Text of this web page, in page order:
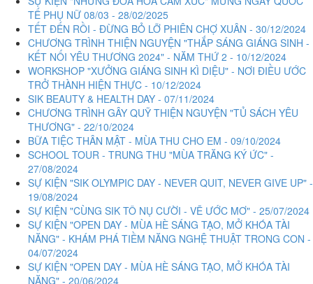
TẾ PHỤ NỮ 08/03 - 28/02/2025
TẾT ĐẾN RỒI - ĐỪNG BỎ LỠ PHIÊN CHỢ XUÂN - 30/12/2024
CHƯƠNG TRÌNH THIỆN NGUYỆN "THẮP SÁNG GIÁNG SINH -
KẾT NỐI YÊU THƯƠNG 2024" - NĂM THỨ 2 - 10/12/2024
WORKSHOP "XƯỞNG GIÁNG SINH KÌ DIỆU" - NƠI ĐIỀU ƯỚC
TRỞ THÀNH HIỆN THỰC - 10/12/2024
SIK BEAUTY & HEALTH DAY - 07/11/2024
CHƯƠNG TRÌNH GÂY QUỸ THIỆN NGUYỆN "TỦ SÁCH YÊU
THƯƠNG" - 22/10/2024
BỮA TIỆC THÂN MẬT - MÙA THU CHO EM - 09/10/2024
SCHOOL TOUR - TRUNG THU "MÙA TRĂNG KÝ ỨC" -
27/08/2024
SỰ KIỆN "SIK OLYMPIC DAY - NEVER QUIT, NEVER GIVE UP" -
19/08/2024
SỰ KIỆN "CÙNG SIK TÔ NỤ CƯỜI - VẼ ƯỚC MƠ" - 25/07/2024
SỰ KIỆN "OPEN DAY - MÙA HÈ SÁNG TẠO, MỞ KHÓA TÀI
NĂNG" - KHÁM PHÁ TIỀM NĂNG NGHỆ THUẬT TRONG CON -
04/07/2024
SỰ KIỆN "OPEN DAY - MÙA HÈ SÁNG TẠO, MỞ KHÓA TÀI
NĂNG" - 20/06/2024